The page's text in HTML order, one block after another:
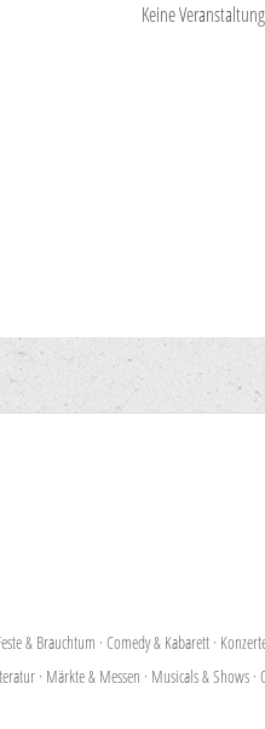
Keine
& Brauchtum · Comedy & Kabarett ·
· Märkte & Messen · Musicals & Shows ·